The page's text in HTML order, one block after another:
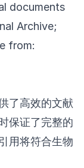
documents
Archive;
from:
了高效的文献
保证了完整的
用将符合生物